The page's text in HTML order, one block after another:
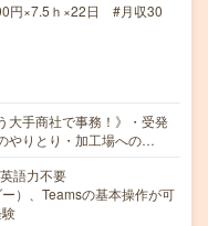
円×7.5ｈ×22日 #月収30
大手商社で事務！》・受発
やりとり・加工場への…
語力不要
）、Teamsの基本操作が可